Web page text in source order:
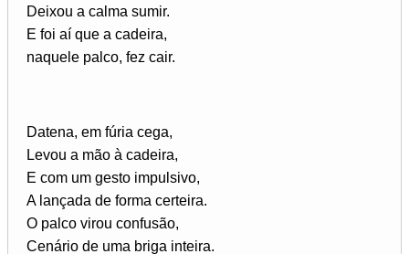
Deixou a calma sumir.
E foi aí que a cadeira,
naquele palco, fez cair.
Datena, em fúria cega,
Levou a mão à cadeira,
E com um gesto impulsivo,
A lançada de forma certeira.
O palco virou confusão,
Cenário de uma briga inteira.